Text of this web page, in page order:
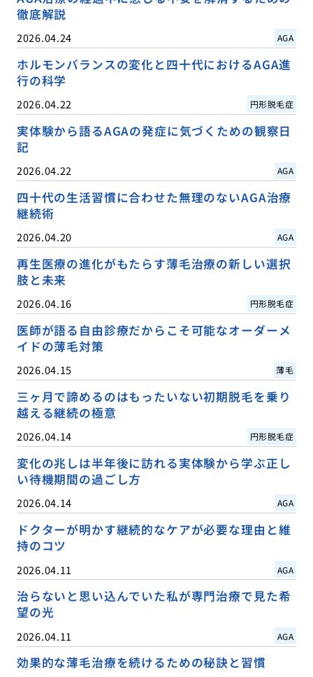
徹底解説
2026.04.24 AGA
ホルモンバランスの変化と四十代におけるAGA進
行の科学
2026.04.22 円形脱毛症
実体験から語るAGAの発症に気づくための観察日
記
2026.04.22 AGA
四十代の生活習慣に合わせた無理のないAGA治療
継続術
2026.04.20 AGA
再生医療の進化がもたらす薄毛治療の新しい選択
肢と未来
2026.04.16 円形脱毛症
医師が語る自由診療だからこそ可能なオーダーメ
イドの薄毛対策
2026.04.15 薄毛
三ヶ月で諦めるのはもったいない初期脱毛を乗り
越える継続の極意
2026.04.14 円形脱毛症
変化の兆しは半年後に訪れる実体験から学ぶ正し
い待機期間の過ごし方
2026.04.14 AGA
ドクターが明かす継続的なケアが必要な理由と維
持のコツ
2026.04.11 AGA
治らないと思い込んでいた私が専門治療で見た希
望の光
2026.04.11 AGA
効果的な薄毛治療を続けるための秘訣と習慣